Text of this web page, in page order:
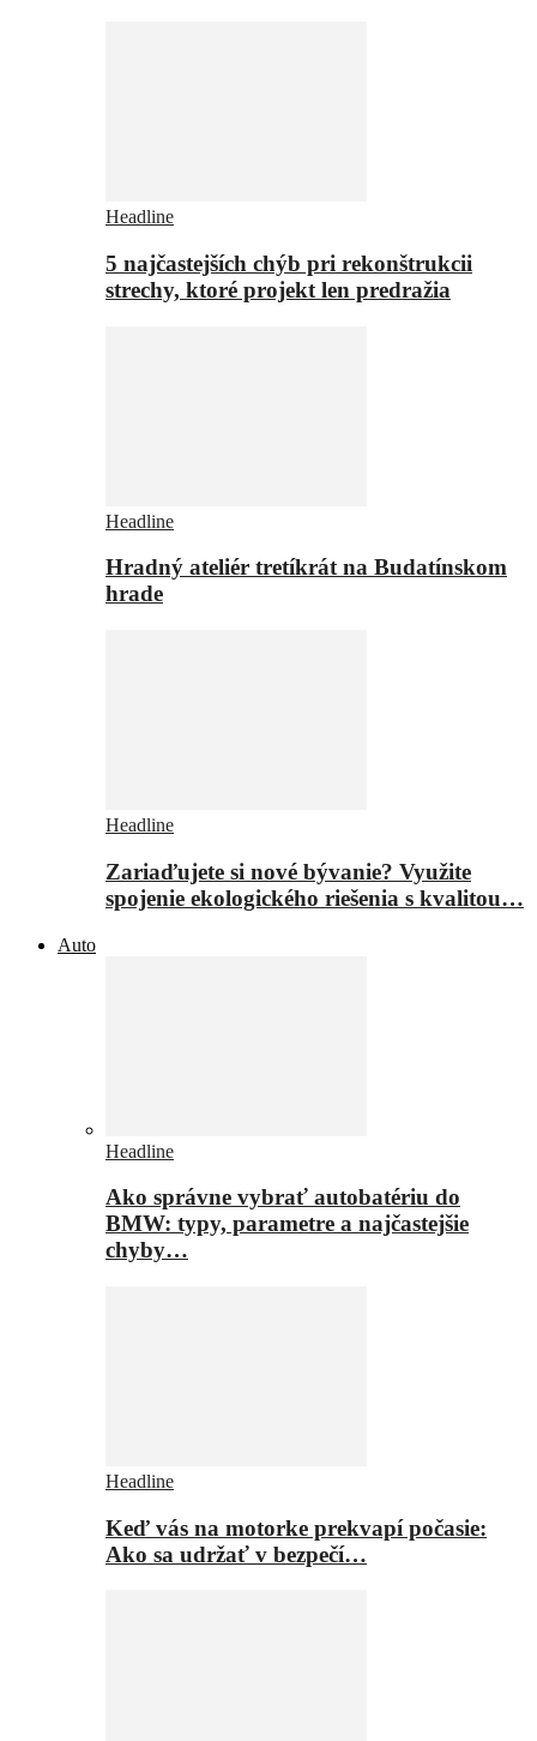
Headline
5 najčastejších chýb pri rekonštrukcii
strechy, ktoré projekt len predražia
Headline
Hradný ateliér tretíkrát na Budatínskom
hrade
Headline
Zariaďujete si nové bývanie? Využite
spojenie ekologického riešenia s kvalitou…
Auto
Headline
Ako správne vybrať autobatériu do
BMW: typy, parametre a najčastejšie
chyby…
Headline
Keď vás na motorke prekvapí počasie:
Ako sa udržať v bezpečí…